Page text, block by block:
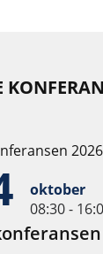
oktober
08:30 -